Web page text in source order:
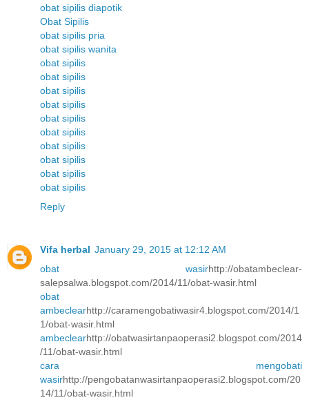
obat sipilis diapotik
Obat Sipilis
obat sipilis pria
obat sipilis wanita
obat sipilis
obat sipilis
obat sipilis
obat sipilis
obat sipilis
obat sipilis
obat sipilis
obat sipilis
obat sipilis
obat sipilis
Reply
Vifa herbal January 29, 2015 at 12:12 AM
obat wasirhttp://obatambeclear-
salepsalwa.blogspot.com/2014/11/obat-wasir.html
obat
ambeclearhttp://caramengobatiwasir4.blogspot.com/2014/1
1/obat-wasir.html
ambeclearhttp://obatwasirtanpaoperasi2.blogspot.com/2014
/11/obat-wasir.html
cara mengobati
wasirhttp://pengobatanwasirtanpaoperasi2.blogspot.com/20
14/11/obat-wasir.html